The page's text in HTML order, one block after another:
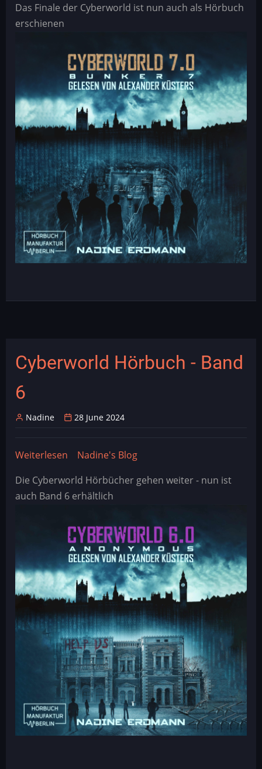
Hörbuch
7
Das Finale der Cyberworld ist nun auch als Hörbuch
erschienen
Cyberworld Hörbuch - Band
6
Nadine 28 June 2024
Weiterlesen über
Hörbuch
-
6
Nadine's Blog
Die Cyberworld Hörbücher gehen weiter - nun ist
auch Band 6 erhältlich